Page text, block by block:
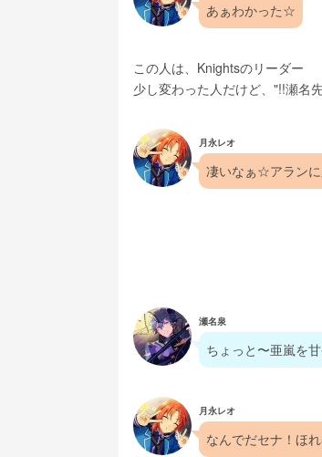
あぁわかった☆
この人は、Knightsのリーダー
少し変わった人だけど、"!!瀬名
月永レオ
凄いなぁ☆アラン
瀬名泉
ちょっと〜亜嵐を
月永レオ
なんでだセナ！ほ